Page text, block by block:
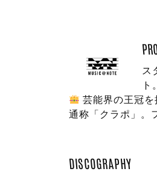
ス
ト。
芸能界の王冠を
通称「クラポ」。
DISCOGRAPHY